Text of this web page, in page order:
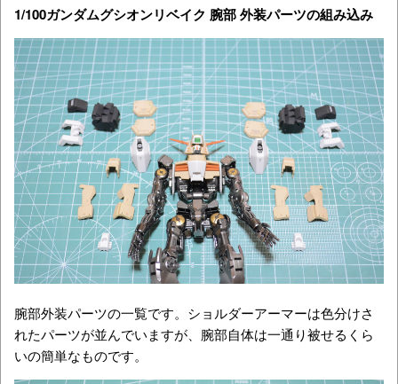
1/100ガンダムグシオンリベイク 腕部 外装パーツの組み込み
腕部外装パーツの一覧です。ショルダーアーマーは色分けさ
れたパーツが並んでいますが、腕部自体は一通り被せるくら
いの簡単なものです。